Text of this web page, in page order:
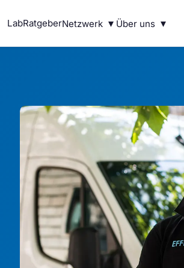
LabRatgeberNetzwerk ▾ Über uns ▾